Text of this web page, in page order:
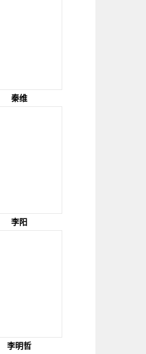
秦维
李阳
李明哲